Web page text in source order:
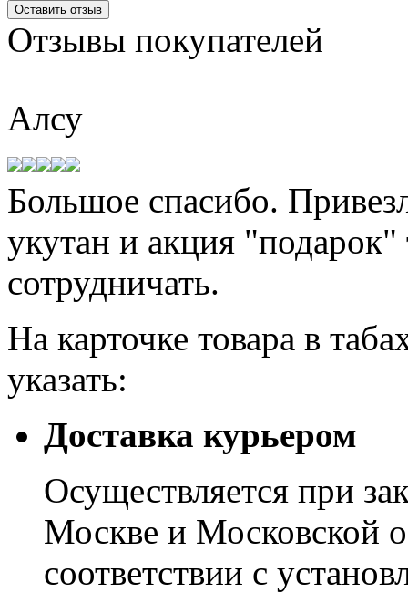
Оставить отзыв
Отзывы покупателей
Алсу
Большое спасибо.
укутан и акция
сотрудничать.
На карточке товара в
указать:
Доставка курьером
Осуществляется при
Москве и Московской
соответствии с